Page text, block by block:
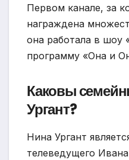
Первом канале, за
награждена
она работала в шоу
программу «Она и
Каковы
Ургант?
Нина Ургант
телеведущего